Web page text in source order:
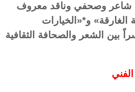
شاعر وصحفي وناقد معروف
الغارقة» و*«الخيارات
بين الشعر والصحافة الثقافية